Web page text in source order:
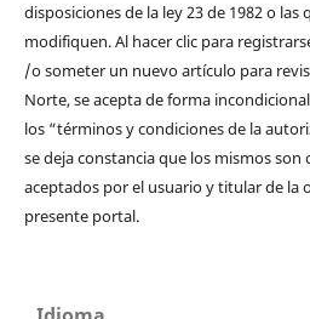
disposiciones de la ley 23 de 1982 o
modifiquen. Al hacer clic para
/o someter un nuevo artículo para
Norte, se acepta de forma
los “términos y condiciones de la
se deja constancia que los mismos son
aceptados por el usuario y titular de la
presente portal.